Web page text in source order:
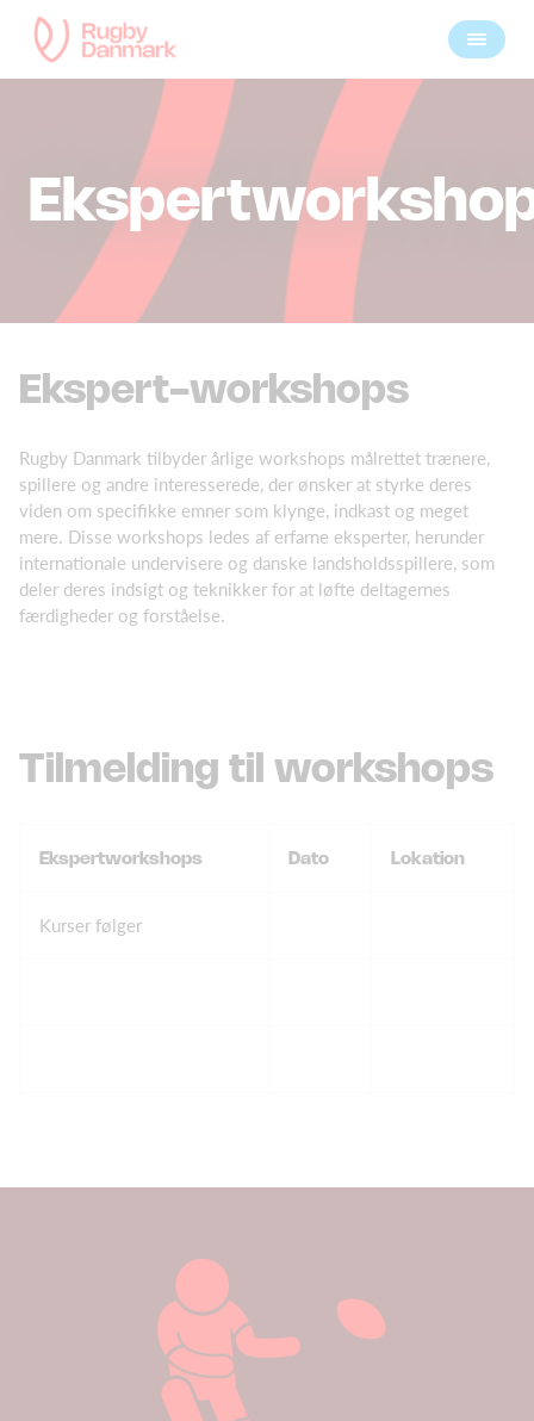
Ekspert-workshops
Rugby Danmark tilbyder årlige workshops målrettet trænere,
spillere og andre interesserede, der ønsker at styrke deres
viden om specifikke emner som klynge, indkast og meget
mere. Disse workshops ledes af erfarne eksperter, herunder
internationale undervisere og danske landsholdsspillere, som
deler deres indsigt og teknikker for at løfte deltagernes
færdigheder og forståelse.
Tilmelding til workshops
Ekspertworkshops Dato Lokation
Kurser følger